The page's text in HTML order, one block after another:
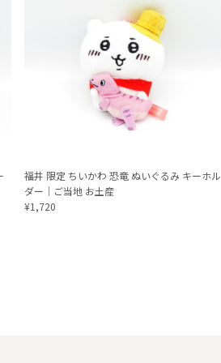
福井 限定 ちいかわ 恐竜 ぬいぐるみ キーホル
ダー｜ご当地 お土産
¥1,720